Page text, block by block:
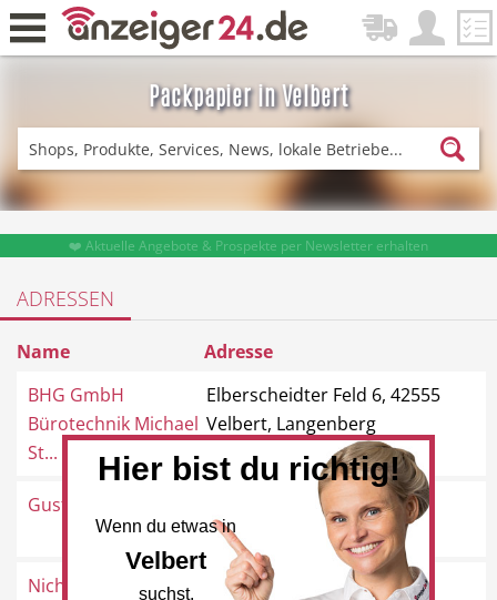
Packpapier in Velbert
Zurück
Fitness & Sport Einkaufen
DE-News News
Restaurant Hotel
❤️ Aktuelle Angebote & Prospekte per Newsletter erhalten
ADRESSEN
Name
Adresse
BHG GmbH
Bürotechnik Michael
St...
Elberscheidter Feld 6, 42555
Velbert, Langenberg
Gustav Steinike & Co.
Oberlangenhorst 3, 42551
Velbert
Nichts, H. Theodor
Schützenstraße 10, 42553
Hier bist du richtig!
Wenn du etwas in
Velbert
suchst.